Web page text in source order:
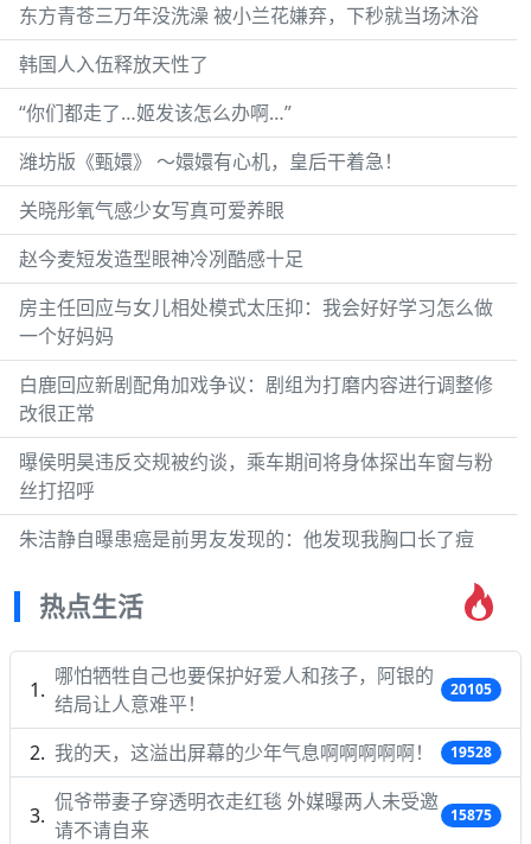
东方青苍三万年没洗澡 被小兰花嫌弃，下秒就当场沐浴
韩国人入伍释放天性了
“你们都走了…姬发该怎么办啊…”
潍坊版《甄嬛》 ～嬛嬛有心机，皇后干着急！
关晓彤氧气感少女写真可爱养眼
赵今麦短发造型眼神冷冽酷感十足
房主任回应与女儿相处模式太压抑：我会好好学习怎么做
一个好妈妈
白鹿回应新剧配角加戏争议：剧组为打磨内容进行调整修
改很正常
曝侯明昊违反交规被约谈，乘车期间将身体探出车窗与粉
丝打招呼
朱洁静自曝患癌是前男友发现的：他发现我胸口长了痘
热点生活
哪怕牺牲自己也要保护好爱人和孩子，阿银的
结局让人意难平！
20105
我的天，这溢出屏幕的少年气息啊啊啊啊啊！ 19528
侃爷带妻子穿透明衣走红毯 外媒曝两人未受邀
请不请自来
15875